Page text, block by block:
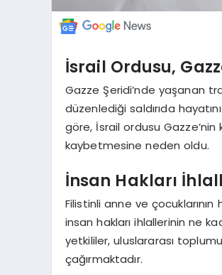
İsrail Ordusu,
Gazze Şeridi’nde yaşanan
düzenlediği saldırıda
göre, İsrail ordusu Gazze’nin
kaybetmesine neden oldu.
İnsan Hakları
Filistinli anne ve çocuklarının
insan hakları ihlallerinin ne
yetkililer, uluslararası
çağırmaktadır.